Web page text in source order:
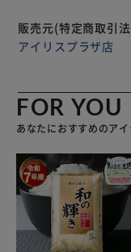
トながら安定感もば
定感のあるベース。
販売元(特定商取引
アイリスプラザ店
FOR YOU
あなたにおすすめのアイ